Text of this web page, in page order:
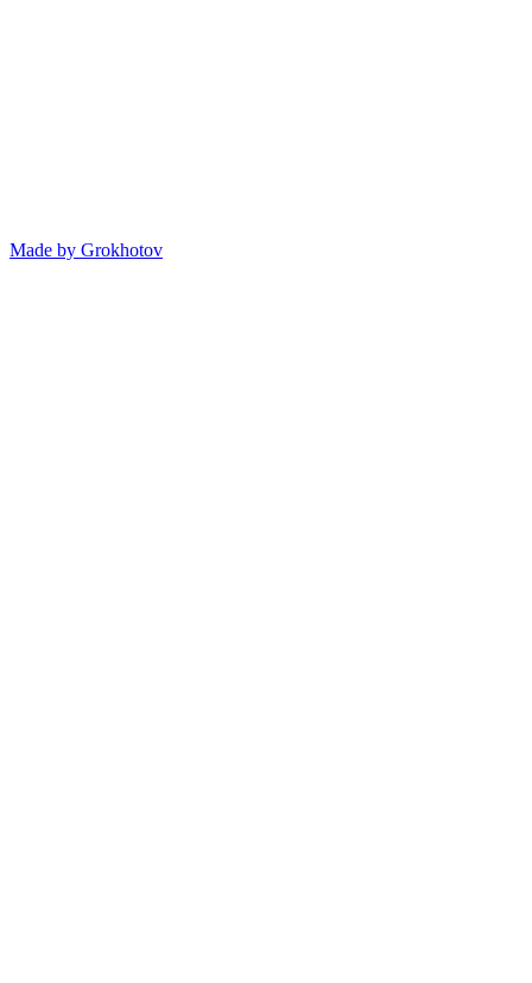
Made by Grokhotov